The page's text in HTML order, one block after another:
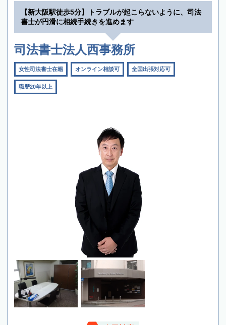
【新大阪駅徒歩5分】トラブルが起こらないように、司法
書士が円滑に相続手続きを進めます
司法書士法人西事務所
女性司法書士在籍 オンライン相談可 全国出張対応可
職歴20年以上